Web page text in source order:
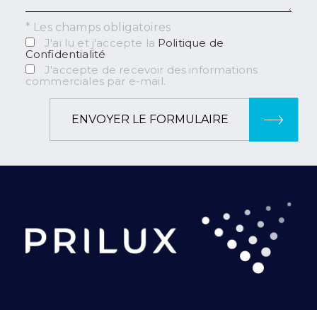
* Les champs obligatoires
J'ai lu et j'accepte la Politique de
Confidentialité
J'accepte de recevoir des informations
commerciales par e-mail.
ENVOYER LE FORMULAIRE